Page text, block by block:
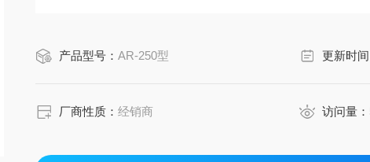
产品型号：AR-250型 更新时间
厂商性质：经销商 访问量：